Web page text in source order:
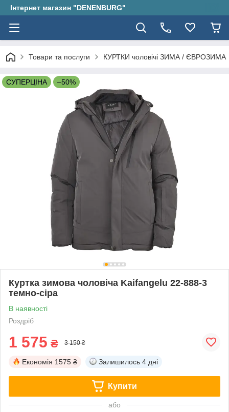
Інтернет магазин "DENENBURG"
Товари та послуги КУРТКИ чоловічі ЗИМА / ЄВРОЗИМА
СУПЕРЦІНА –50%
Куртка зимова чоловіча Kaifangelu 22-888-3
темно-сіра
В наявності
Роздріб
1 575 ₴ 3 150 ₴
Економія 1575 ₴ Залишилось 4 дні
Купити
або